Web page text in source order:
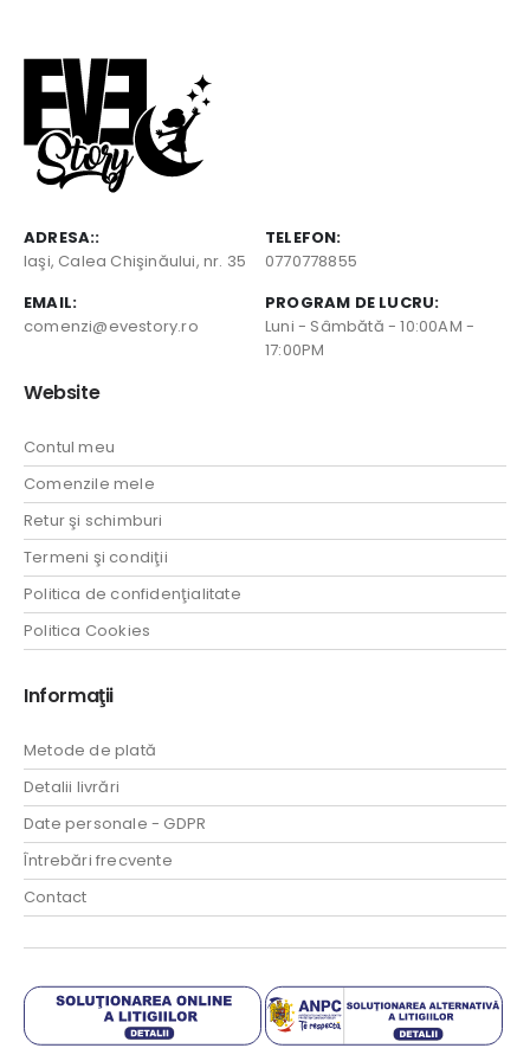
ADRESA::
Iaşi, Calea Chişinăului, nr. 35
TELEFON:
0770778855
EMAIL:
comenzi@evestory.ro
PROGRAM DE LUCRU:
Luni - Sâmbătă - 10:00AM -
17:00PM
Website
Contul meu
Comenzile mele
Retur şi schimburi
Termeni şi condiţii
Politica de confidenţialitate
Politica Cookies
Informaţii
Metode de plată
Detalii livrări
Date personale - GDPR
Întrebări frecvente
Contact